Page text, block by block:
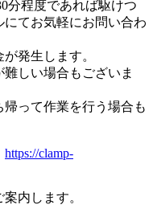
分程度であれば駆けつ
てお気軽にお問い合わ
発生します。
しい場合もございま
って作業を行う場合も
https://clamp-
案内します。